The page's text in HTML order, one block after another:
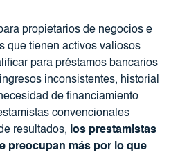
propietarios de negocios e
que tienen activos valiosos
para préstamos bancarios
inconsistentes, historial
de financiamiento
convencionales
resultados, los prestamistas
preocupan más por lo que